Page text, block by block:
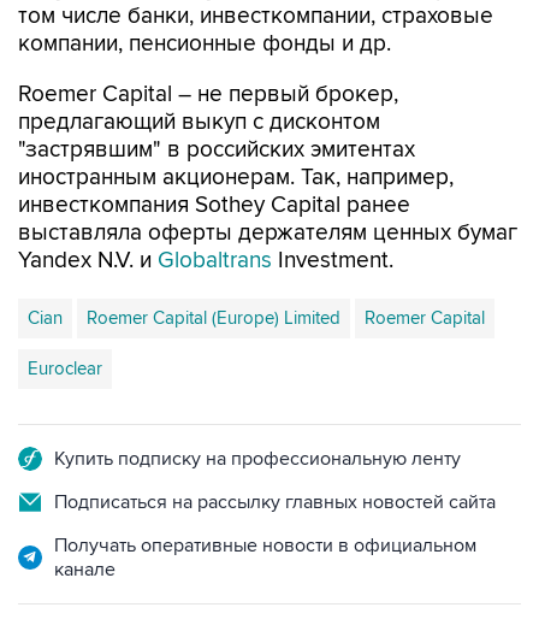
том числе банки, инвесткомпании, страховые
компании, пенсионные фонды и др.
Roemer Capital – не первый брокер,
предлагающий выкуп с дисконтом
"застрявшим" в российских эмитентах
иностранным акционерам. Так, например,
инвесткомпания Sothey Capital ранее
выставляла оферты держателям ценных бумаг
Yandex N.V. и Globaltrans Investment.
Cian Roemer Capital (Europe) Limited Roemer Capital
Euroclear
Купить подписку на профессиональную ленту
Подписаться на рассылку главных новостей сайта
Получать оперативные новости в официальном
канале